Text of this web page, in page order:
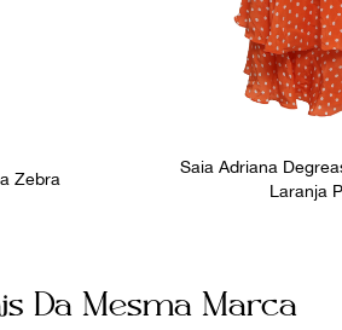
Zebra
Saia Adriana
Laranja
Da Mesma Marca